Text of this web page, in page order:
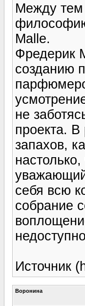
Между тем
Malle.
Фредерик
созданию
не
проекта. В
запахов,
себя всю
собрание
Источник
Воронина